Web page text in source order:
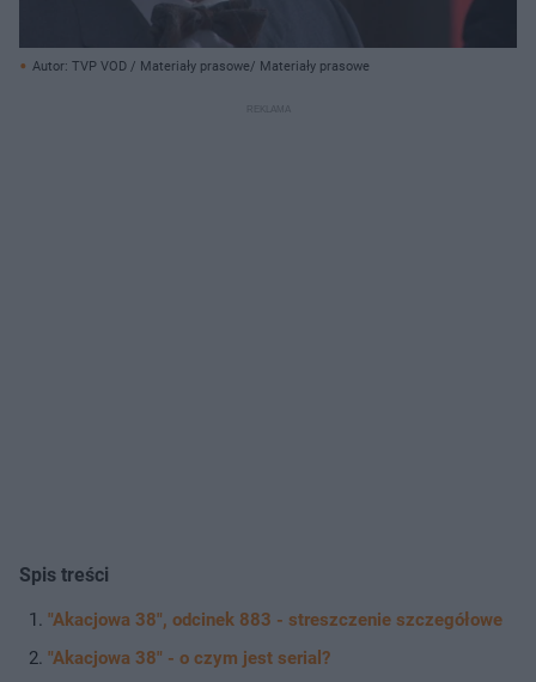
Autor: TVP VOD / Materiały prasowe/ Materiały prasowe
Spis treści
"Akacjowa 38", odcinek 883 - streszczenie szczegółowe
"Akacjowa 38" - o czym jest serial?